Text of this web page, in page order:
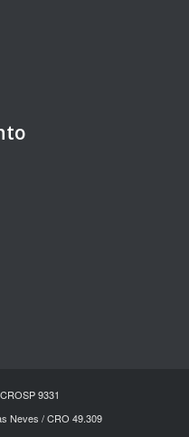
9331
Neves / CRO 49.309